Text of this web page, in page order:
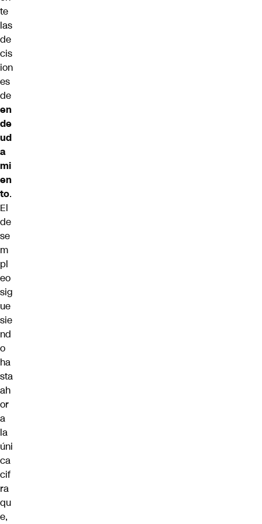
te
las
de
cis
ion
es
de
en
de
ud
a
mi
en
to.
El
de
se
m
pl
eo
sig
ue
sie
nd
o
ha
sta
ah
or
a
la
úni
ca
cif
ra
qu
e,